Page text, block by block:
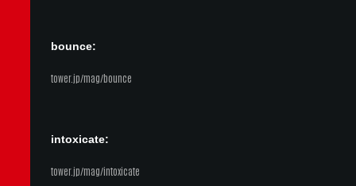
bounce:
tower.jp/mag/bounce
intoxicate:
tower.jp/mag/intoxicate